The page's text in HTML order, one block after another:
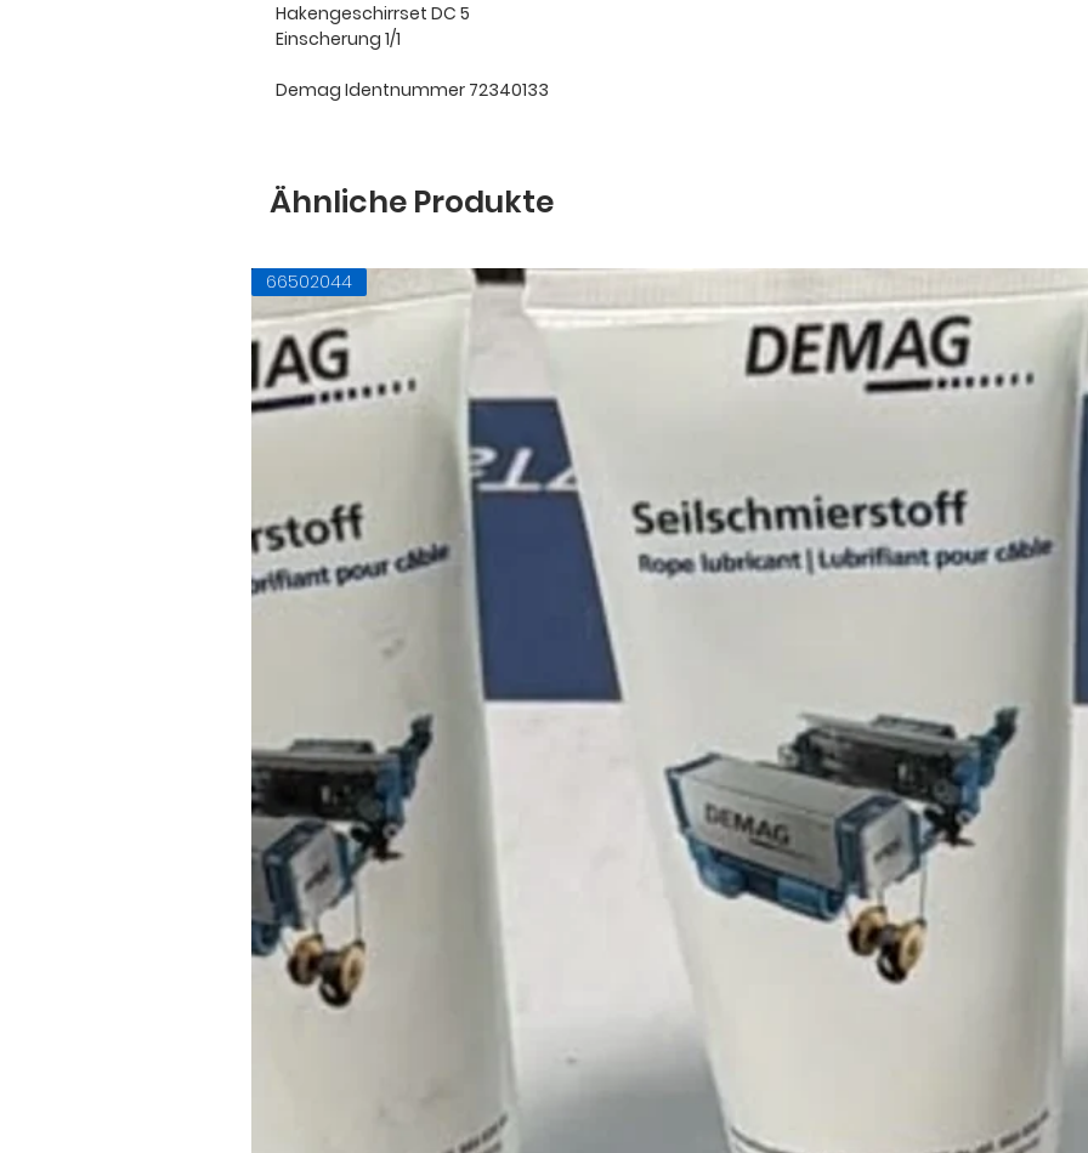
Hakengeschirrset DC 5
Einscherung 1/1
Demag Identnummer 72340133
Ähnliche Produkte
66502044